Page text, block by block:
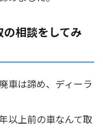
相談をしてみ
車は諦め、ディーラ
以上前の車なんて取